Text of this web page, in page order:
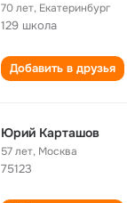
70 лет, Екатеринбург
129 школа
Добавить в друзья
Юрий Карташов
57 лет, Москва
75123